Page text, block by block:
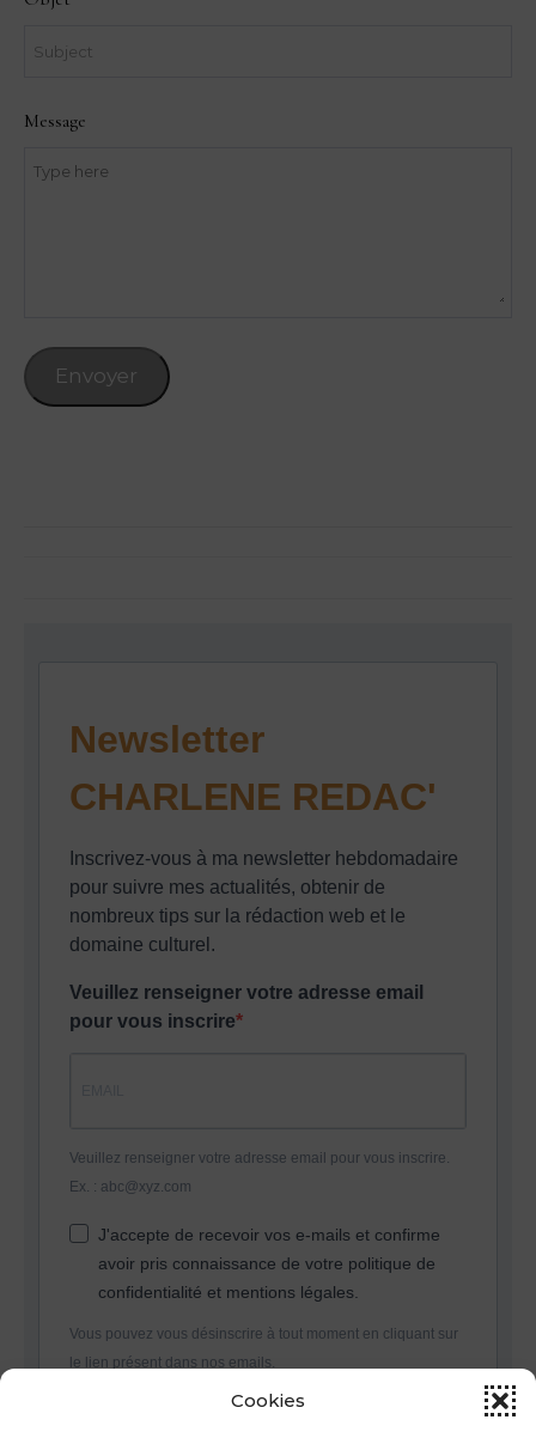
Cookies
Message
Envoyer
Newsletter
CHARLENE REDAC'
Inscrivez-vous à ma newsletter hebdomadaire
pour suivre mes actualités, obtenir de
nombreux tips sur la rédaction web et le
domaine culturel.
Veuillez renseigner votre adresse email
pour vous inscrire
Veuillez renseigner votre adresse email pour vous inscrire.
Ex. : abc@xyz.com
J'accepte de recevoir vos e-mails et confirme
avoir pris connaissance de votre politique de
confidentialité et mentions légales.
Vous pouvez vous désinscrire à tout moment en cliquant sur
le lien présent dans nos emails.